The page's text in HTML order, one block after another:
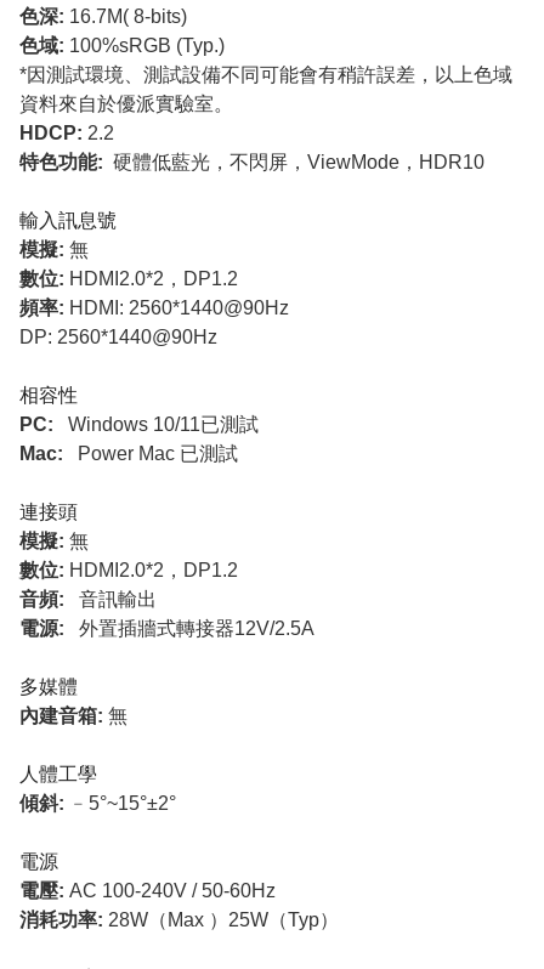
色深: 16.7M( 8-bits)
色域: 100%sRGB (Typ.)
*因測試環境、測試設備不同可能會有稍許誤差，以上色域
資料來自於優派實驗室。
HDCP: 2.2
特色功能: 硬體低藍光，不閃屏，ViewMode，HDR10
輸入訊息號
模擬: 無
數位: HDMI2.0*2，DP1.2
頻率: HDMI: 2560*1440@90Hz
DP: 2560*1440@90Hz
相容性
PC:
Windows 10/11已測試
Mac:
Power Mac 已測試
連接頭
模擬: 無
數位: HDMI2.0*2，DP1.2
音頻:
音訊輸出
電源:
外置插牆式轉接器12V/2.5A
多媒體
內建音箱: 無
人體工學
傾斜: ﹣5°~15°±2°
電源
電壓: AC 100-240V / 50-60Hz
消耗功率: 28W（Max ）25W（Typ）